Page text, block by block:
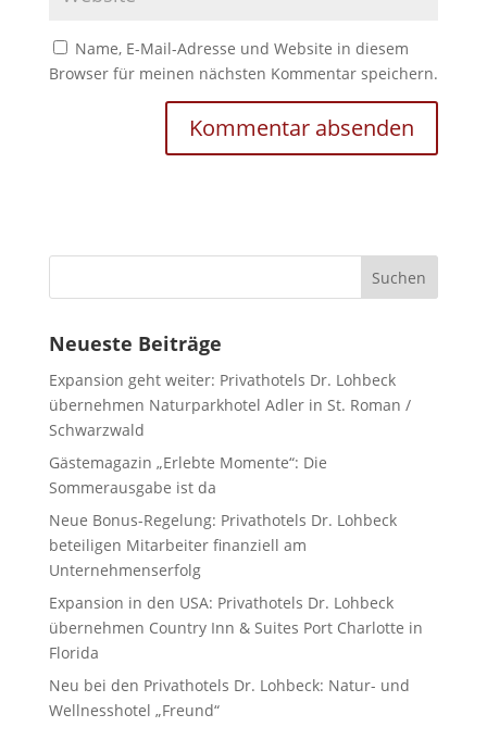
Name, E-Mail-Adresse und Website in diesem
Browser für meinen nächsten Kommentar speichern.
Neueste Beiträge
Expansion geht weiter: Privathotels Dr. Lohbeck
übernehmen Naturparkhotel Adler in St. Roman /
Schwarzwald
Gästemagazin „Erlebte Momente“: Die
Sommerausgabe ist da
Neue Bonus-Regelung: Privathotels Dr. Lohbeck
beteiligen Mitarbeiter finanziell am
Unternehmenserfolg
Expansion in den USA: Privathotels Dr. Lohbeck
übernehmen Country Inn & Suites Port Charlotte in
Florida
Neu bei den Privathotels Dr. Lohbeck: Natur- und
Wellnesshotel „Freund“